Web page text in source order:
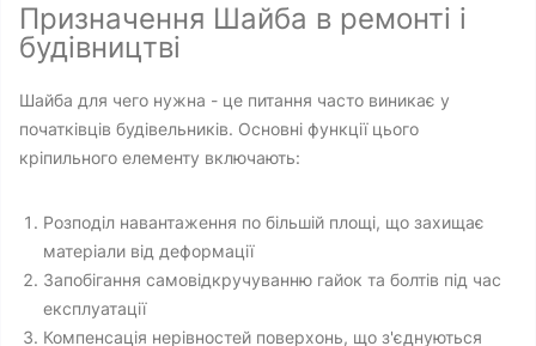
Призначення Шайба в ремонті і
будівництві
Шайба для чего нужна - це питання часто виникає у
початківців будівельників. Основні функції цього
кріпильного елементу включають:
Розподіл навантаження по більшій площі, що захищає
матеріали від деформації
Запобігання самовідкручуванню гайок та болтів під час
експлуатації
Компенсація нерівностей поверхонь, що з'єднуються